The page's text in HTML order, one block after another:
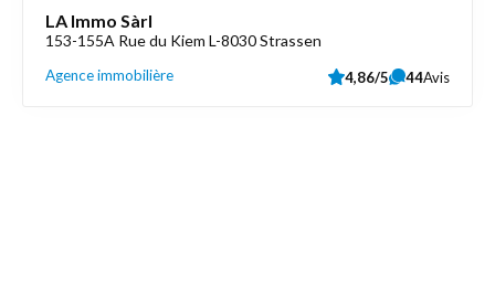
LA Immo Sàrl
153-155A Rue du Kiem L-8030 Strassen
Agence immobilière 4,86/5 44Avis